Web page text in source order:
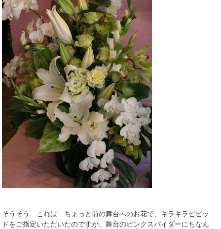
そうそう これは ちょっと前の舞台へのお花で、キラキラビビッ
ドをご指定いただいたのですが、舞台のピンクスパイダーにちなん